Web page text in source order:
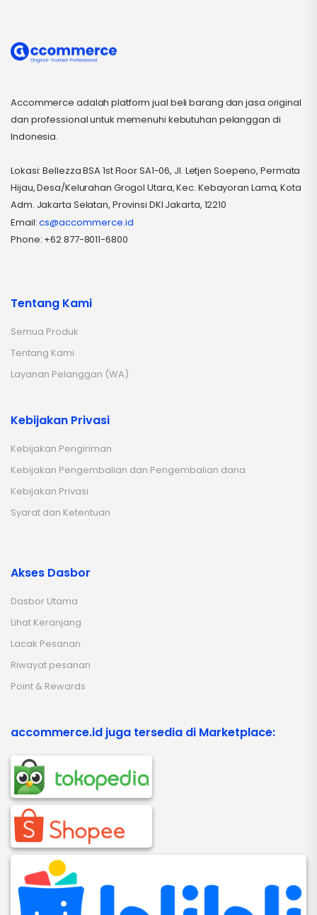
Accommerce adalah platform jual beli barang dan jasa original
dan professional untuk memenuhi kebutuhan pelanggan di
Indonesia.
Lokasi: Bellezza BSA 1st Floor SA1-06, Jl. Letjen Soepeno, Permata
Hijau, Desa/Kelurahan Grogol Utara, Kec. Kebayoran Lama, Kota
Adm. Jakarta Selatan, Provinsi DKI Jakarta, 12210
Email:cs@accommerce.id
Phone: +62 877-8011-6800
Tentang Kami
Semua Produk
Tentang Kami
Layanan Pelanggan (WA)
Kebijakan Privasi
Kebijakan Pengiriman
Kebijakan Pengembalian dan Pengembalian dana
Kebijakan Privasi
Syarat dan Ketentuan
Akses Dasbor
Dasbor Utama
Lihat Keranjang
Lacak Pesanan
Riwayat pesanan
Point & Rewards
accommerce.id juga tersedia di Marketplace: